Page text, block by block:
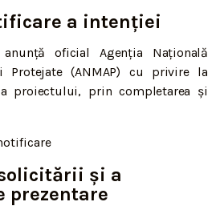
a intenției
oficial Agenția Națională
(ANMAP) cu privire la
proiectului, prin completarea și
și a
prezentare